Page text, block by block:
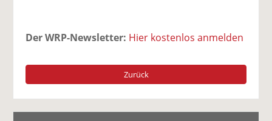
Der WRP-Newsletter: Hier kostenlos anmelden
Zurück